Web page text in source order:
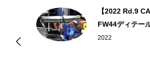
【2022 Rd.9
FW44ディテー
2022